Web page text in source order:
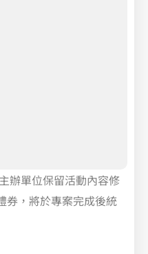
辦單位保留活動內容修
券，將於專案完成後統